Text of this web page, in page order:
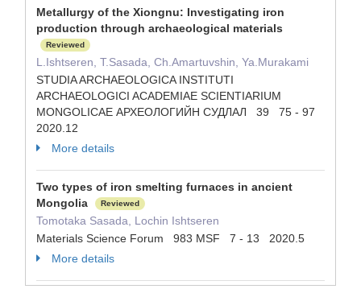
Metallurgy of the Xiongnu: Investigating iron
production through archaeological materials
Reviewed
L.Ishtseren, T.Sasada, Ch.Amartuvshin, Ya.Murakami
STUDIA ARCHAEOLOGICA INSTITUTI
ARCHAEOLOGICI ACADEMIAE SCIENTIARIUM
MONGOLICAE АРХЕОЛОГИЙН СУДЛАЛ 39 75 - 97
2020.12
More details
Two types of iron smelting furnaces in ancient
Mongolia
Reviewed
Tomotaka Sasada, Lochin Ishtseren
Materials Science Forum 983 MSF 7 - 13 2020.5
More details